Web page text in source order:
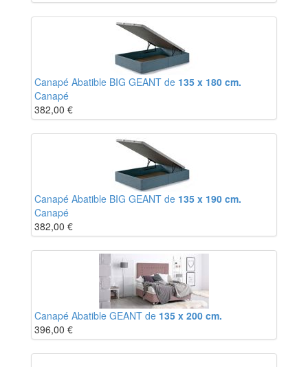
Canapé Abatible BIG GEANT de 135 x 180 cm.
Canapé
382,00 €
Canapé Abatible BIG GEANT de 135 x 190 cm.
Canapé
382,00 €
Canapé Abatible GEANT de 135 x 200 cm.
396,00 €